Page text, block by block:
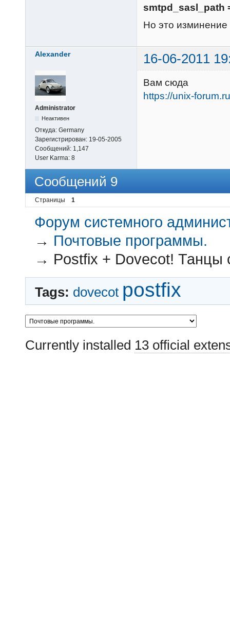
smtpd_sasl_path
Но это
Alexander 16-06-2011
Administrator
Неактивен
Откуда: Germany
Зарегистрирован: 19-05-2005
Сообщений: 1,147
User Karma: 8
Вам сюда
https://unix-
Сообщений 9
Страницы 1
Форум системного
→ Почтовые программы.
→ Postfix + Dovecot! Танцы
Tags: dovecot postfix
Currently installed 13 official